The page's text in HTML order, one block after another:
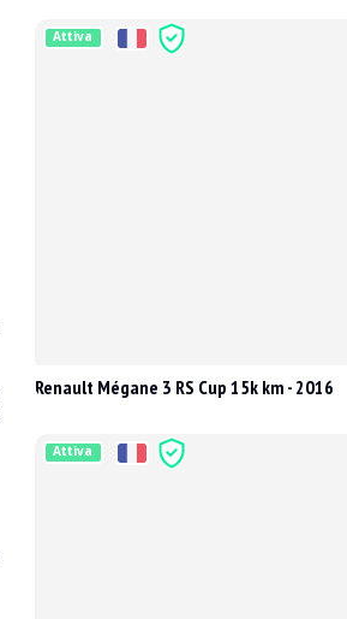
Attiva
Renault Mégane 3 RS Cup 15k km - 2016
Attiva